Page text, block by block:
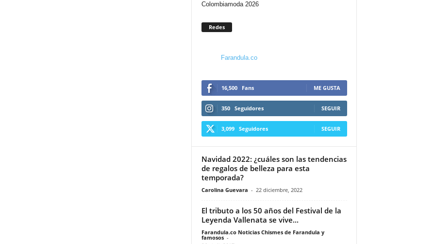
Colombiamoda 2026
Redes
Farandula.co
16,500 Fans ME GUSTA
350 Seguidores SEGUIR
3,099 Seguidores SEGUIR
Navidad 2022: ¿cuáles son las tendencias
de regalos de belleza para esta
temporada?
Carolina Guevara - 22 diciembre, 2022
El tributo a los 50 años del Festival de la
Leyenda Vallenata se vive...
Farandula.co Noticias Chismes de Farandula y
famosos -